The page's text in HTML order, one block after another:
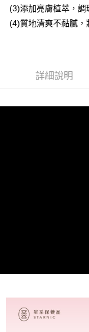
3.完整用戶服務條款，
7-11取貨付款
每筆NT$80，滿
每筆NT$100，滿
(3)添加亮膚植萃，調
(4)質地清爽不黏膩，
詳細說明